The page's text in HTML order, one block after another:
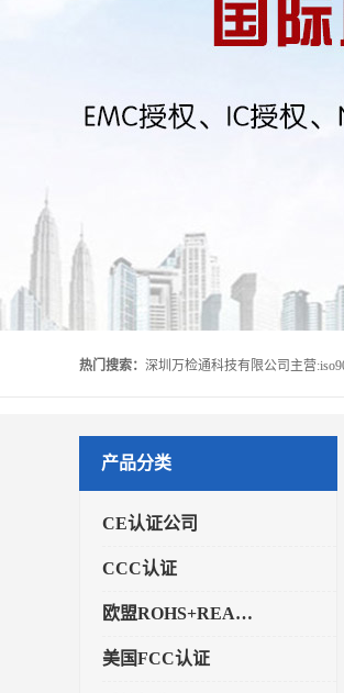
热门搜索：
产品分类
CE认证公司
CCC认证
欧盟ROHS+REACH认证
美国FCC认证